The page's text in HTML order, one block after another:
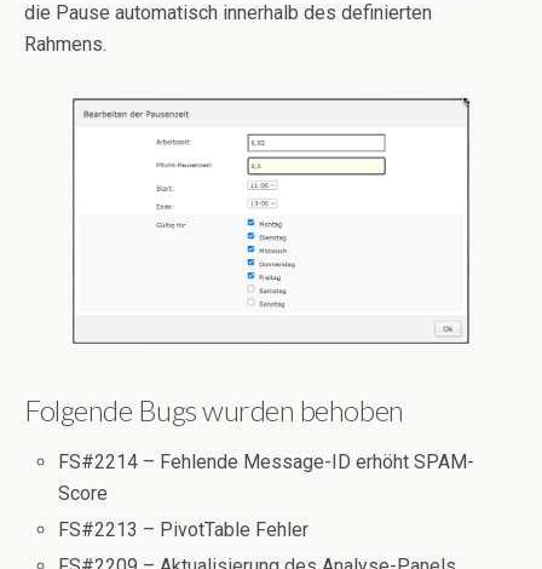
die Pause automatisch innerhalb des definierten
Rahmens.
Folgende Bugs wurden behoben
FS#2214 – Fehlende Message-ID erhöht SPAM-
Score
FS#2213 – PivotTable Fehler